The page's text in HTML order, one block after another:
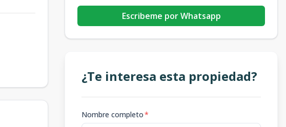
Escribeme por Whatsapp
¿Te interesa esta propiedad?
Nombre completo*